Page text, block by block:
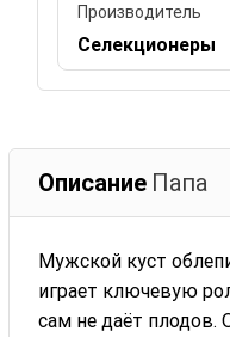
Производитель
Селекционеры
Описание Папа
Мужской куст
играет ключевую
сам не даёт плодов.